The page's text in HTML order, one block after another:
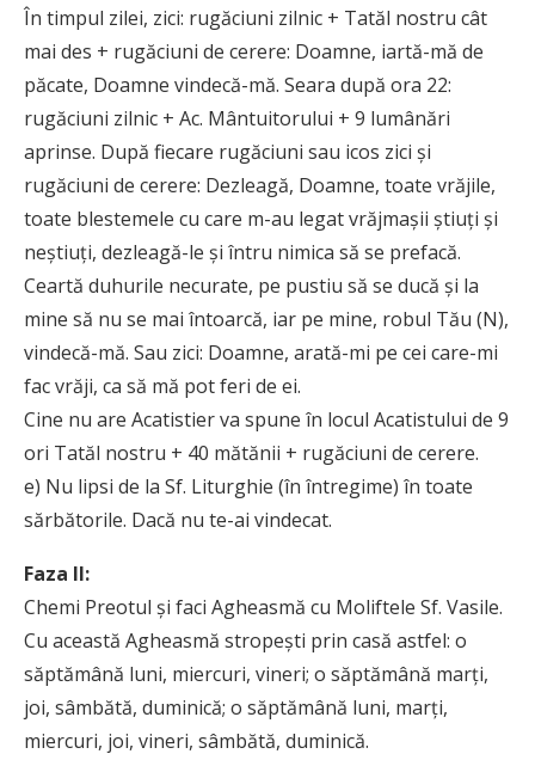
În timpul zilei, zici: rugăciuni zilnic + Tatăl nostru cât
mai des + rugăciuni de cerere: Doamne, iartă-mă de
păcate, Doamne vindecă-mă. Seara după ora 22:
rugăciuni zilnic + Ac. Mântuitorului + 9 lumânări
aprinse. După fiecare rugăciuni sau icos zici şi
rugăciuni de cerere: Dezleagă, Doamne, toate vrăjile,
toate blestemele cu care m-au legat vrăjmaşii ştiuţi şi
neştiuţi, dezleagă-le şi întru nimica să se prefacă.
Ceartă duhurile necurate, pe pustiu să se ducă şi la
mine să nu se mai întoarcă, iar pe mine, robul Tău (N),
vindecă-mă. Sau zici: Doamne, arată-mi pe cei care-mi
fac vrăji, ca să mă pot feri de ei.
Cine nu are Acatistier va spune în locul Acatistului de 9
ori Tatăl nostru + 40 mătănii + rugăciuni de cerere.
e) Nu lipsi de la Sf. Liturghie (în întregime) în toate
sărbătorile. Dacă nu te-ai vindecat.
Faza II:
Chemi Preotul şi faci Agheasmă cu Moliftele Sf. Vasile.
Cu această Agheasmă stropeşti prin casă astfel: o
săptămână luni, miercuri, vineri; o săptămână marţi,
joi, sâmbătă, duminică; o săptămână luni, marţi,
miercuri, joi, vineri, sâmbătă, duminică.